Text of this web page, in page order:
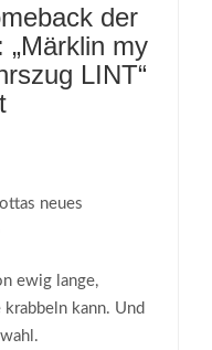
der
„Märklin my
LINT“
neues
ewig lange,
kann. Und